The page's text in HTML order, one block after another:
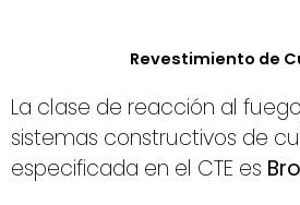
Revestimiento de
La clase de reacción al
sistemas constructivos de
especificada en el CTE es